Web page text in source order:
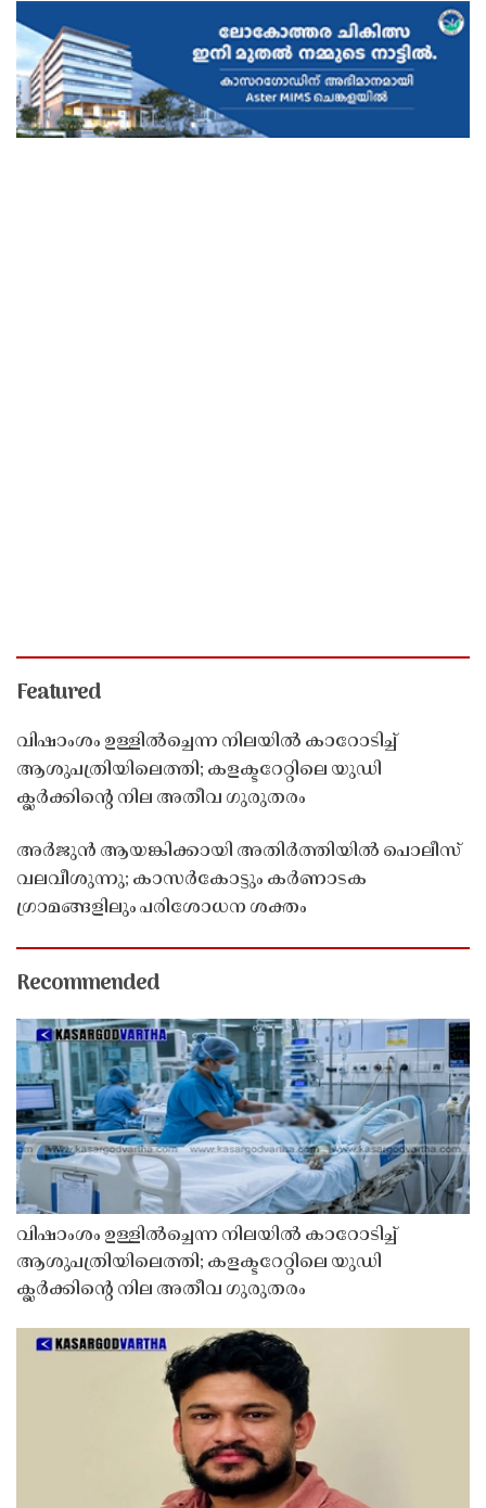
Featured
വിഷാംശം ഉള്ളിൽച്ചെന്ന നിലയിൽ കാറോടിച്ച്
ആശുപത്രിയിലെത്തി; കളക്ടറേറ്റിലെ യുഡി
ക്ലർക്കിൻ്റെ നില അതീവ ഗുരുതരം
അർജുൻ ആയങ്കിക്കായി അതിർത്തിയിൽ പൊലീസ്
വലവീശുന്നു; കാസർകോട്ടും കർണാടക
ഗ്രാമങ്ങളിലും പരിശോധന ശക്തം
Recommended
വിഷാംശം ഉള്ളിൽച്ചെന്ന നിലയിൽ കാറോടിച്ച്
ആശുപത്രിയിലെത്തി; കളക്ടറേറ്റിലെ യുഡി
ക്ലർക്കിൻ്റെ നില അതീവ ഗുരുതരം